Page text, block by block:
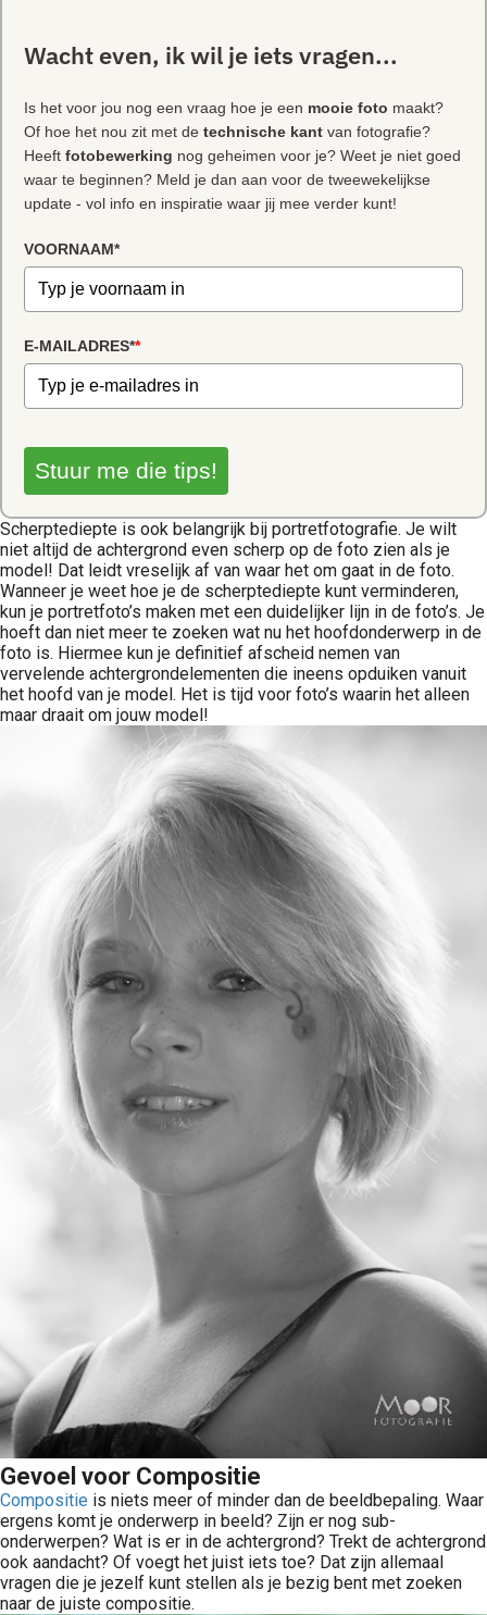
Wacht even, ik wil je iets vragen...
Is het voor jou nog een vraag hoe je een mooie foto maakt?
Of hoe het nou zit met de technische kant van fotografie?
Heeft fotobewerking nog geheimen voor je? Weet je niet goed
waar te beginnen? Meld je dan aan voor de tweewekelijkse
update - vol info en inspiratie waar jij mee verder kunt!
VOORNAAM*
E-MAILADRES**
Stuur me die tips!
Scherptediepte is ook belangrijk bij portretfotografie. Je wilt
niet altijd de achtergrond even scherp op de foto zien als je
model! Dat leidt vreselijk af van waar het om gaat in de foto.
Wanneer je weet hoe je de scherptediepte kunt verminderen,
kun je portretfoto’s maken met een duidelijker lijn in de foto’s. Je
hoeft dan niet meer te zoeken wat nu het hoofdonderwerp in de
foto is. Hiermee kun je definitief afscheid nemen van
vervelende achtergrondelementen die ineens opduiken vanuit
het hoofd van je model. Het is tijd voor foto’s waarin het alleen
maar draait om jouw model!
Gevoel voor Compositie
Compositie is niets meer of minder dan de beeldbepaling. Waar
ergens komt je onderwerp in beeld? Zijn er nog sub-
onderwerpen? Wat is er in de achtergrond? Trekt de achtergrond
ook aandacht? Of voegt het juist iets toe? Dat zijn allemaal
vragen die je jezelf kunt stellen als je bezig bent met zoeken
naar de juiste compositie.